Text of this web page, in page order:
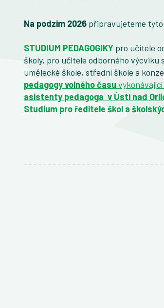
Na podzim 2026 připravujeteme
STUDIUM PEDAGOGIKYpro učitele
školy, pro učitele odborného
umělecké škole, střední škole a
pedagogy volného času
asistenty pedagoga v Ústí nad
Studium pro ředitele škol a